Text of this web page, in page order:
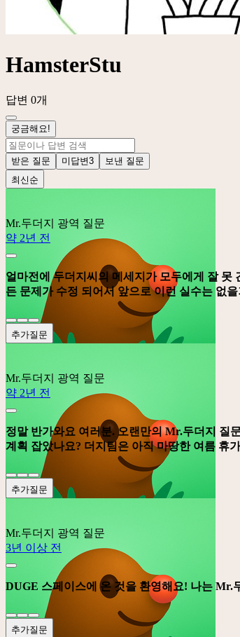
HamsterStu
답변 0개
궁금해요!
받은 질문 미답변3
보낸 질문
최신순
Mr.두더지
광역 질문
약 2년 전
얼마전에 두더지씨의 메세지가 모두에게 잘 못
든 문제가 수정 되어서 앞으로 이런 실수는 없
추가질문
Mr.두더지
광역 질문
약 2년 전
정말 반가와요 여러분. 오랜만의 Mr.두더지 질
계획 잡았나요? 더지팀은 아직 마땅한 여름 휴
추가질문
Mr.두더지
광역 질문
3년 이상 전
DUGE 스페이스에 온 것을 환영해요! 나는 Mr.
추가질문